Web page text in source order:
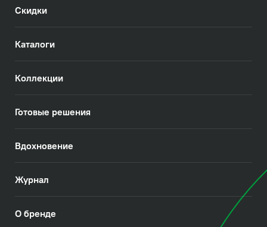
Скидки
Каталоги
Коллекции
Готовые решения
Вдохновение
Журнал
О бренде